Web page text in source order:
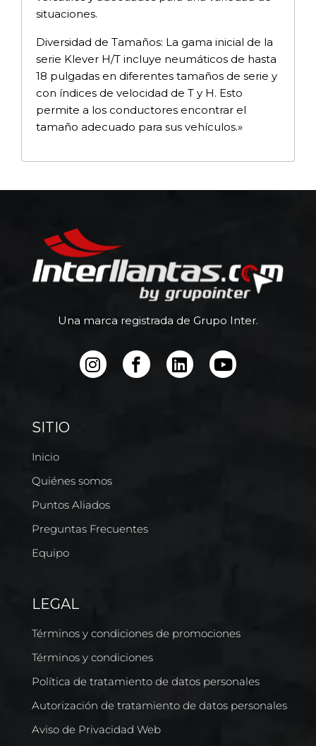
situaciones.
Diversidad de Tamaños: La gama inicial de la
serie Klever H/T incluye neumáticos de hasta
18 pulgadas en diferentes tamaños de serie y
con índices de velocidad de T y H. Esto
permite a los conductores encontrar el
tamaño adecuado para sus vehículos.»
Una marca registrada de Grupo Inter.
SITIO
Inicio
Quiénes somos
Puntos Aliados
Preguntas Frecuentes
Equipo
LEGAL
Términos y condiciones de promociones
Términos y condiciones
Política de tratamiento de datos personales
Autorización de tratamiento de datos personales
Aviso de Privacidad Web